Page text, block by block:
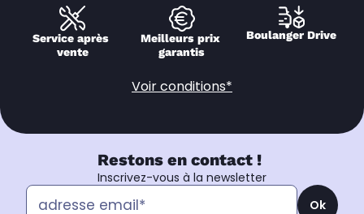
Service après
vente
Meilleurs prix
garantis
Boulanger Drive
Voir conditions*
Restons en contact !
Inscrivez-vous à la newsletter
Ok